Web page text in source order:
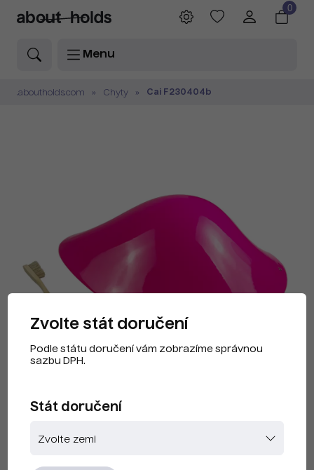
Menu
0
.aboutholds.com Chyty Cai F230404b
Zvolte stát doručení
Podle státu doručení vám zobrazíme správnou
sazbu DPH.
Stát doručení